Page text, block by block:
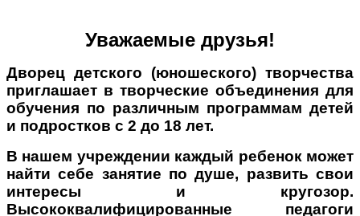
Уважаемые друзья!
Дворец детского (юношеского) творчества
приглашает в творческие объединения для
обучения по различным программам детей
и подростков с 2 до 18 лет.
В нашем учреждении каждый ребенок может
найти себе занятие по душе, развить свои
интересы и кругозор.
Высококвалифицированные педагоги